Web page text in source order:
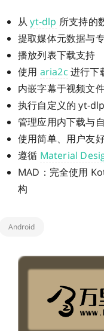
从yt-dlp 所支持的
提取媒体元数据与
播放列表下载支持
使用 aria2c 进行下
内嵌字幕于视频文
执行自定义的 yt-
管理应用内下载与
使用简单、用户友
遵循 Material
MAD：完全使用
构
Android